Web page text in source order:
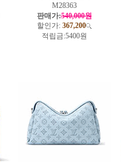
M28363
판매가:540,000원
할인가: 367,200
적립금:5400원